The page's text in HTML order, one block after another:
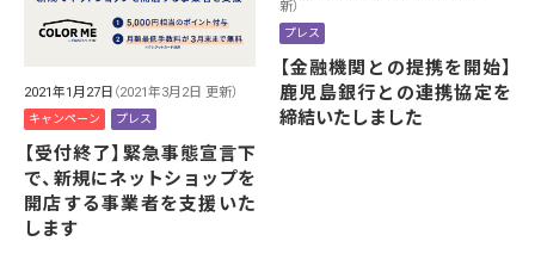
2021年1月27日 （2021年3月2日 更新）
キャンペーン プレス
【受付終了】緊急事態宣言下
で、新規にネットショップを
開店する事業者を支援いた
します
新）
プレス
【金融機関との提携を開始】
鹿児島銀行との連携協定を
締結いたしました